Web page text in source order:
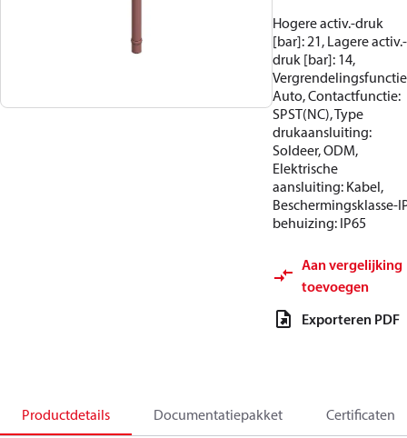
Hogere activ.-druk
[bar]: 21, Lagere activ.-
druk [bar]: 14,
Auto, Contactfunctie:
SPST(NC), Type
drukaansluiting:
Soldeer, ODM,
Elektrische
aansluiting: Kabel,
Beschermingsklasse-
behuizing: IP65
Aan vergelijking
toevoegen
Exporteren PDF
Productdetails Documentatiepakket Certificaten